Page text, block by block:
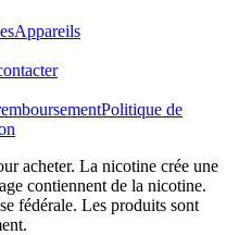
Appareils
Politique de
acheter. La nicotine crée une
contiennent de la nicotine.
fédérale. Les produits sont